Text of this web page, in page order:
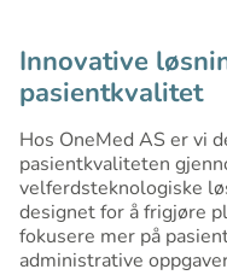
Innovative
pasientkvalitet
Hos OneMed AS er vi
pasientkvaliteten
velferdsteknologiske
designet for å frigjøre
fokusere mer på
administrative